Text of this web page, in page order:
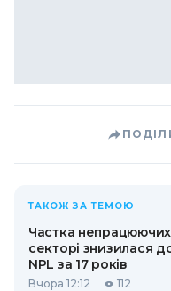
ТАКОЖ ЗА ТЕМОЮ
Частка непрацюючих
секторі знизилася
NPL за 17 років
Вчора 12:12 112